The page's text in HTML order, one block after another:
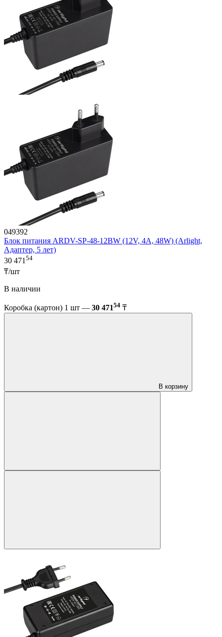
049392
Блок питания ARDV-SP-48-12BW (12V, 4A, 48W) (Arlight,
Адаптер, 5 лет)
30 47154
₸/шт
В наличии
Коробка (картон) 1 шт — 30 47154 ₸
В корзину